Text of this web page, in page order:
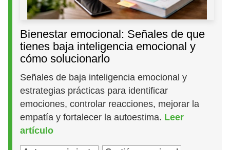
Bienestar emocional: Señales de que
tienes baja inteligencia emocional y
cómo solucionarlo
Señales de baja inteligencia emocional y
estrategias prácticas para identificar
emociones, controlar reacciones, mejorar la
empatía y fortalecer la autoestima. Leer
artículo